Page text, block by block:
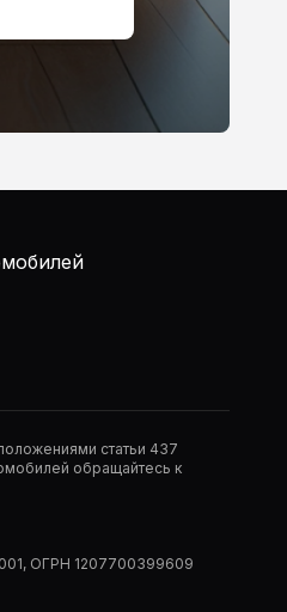
статьи 437
обращайтесь к
ОГРН 1207700399609